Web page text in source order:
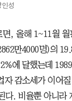
성
면, 올해 1~11월
만4000명)의
에 달했는데
자 감소세가 이어
다. 비율뿐 아니라